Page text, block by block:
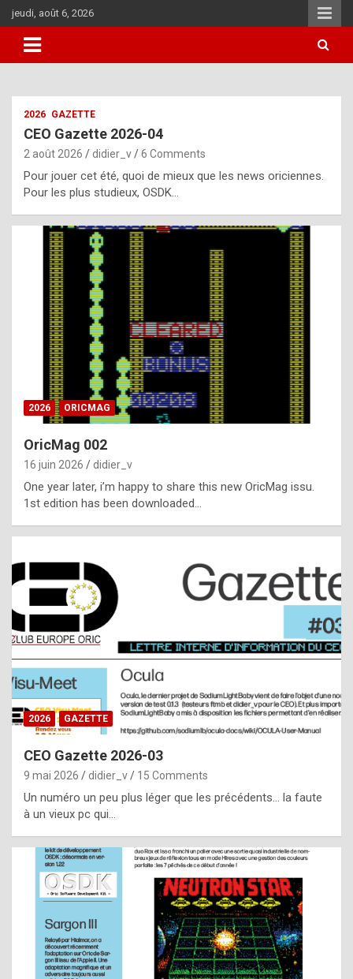
Skip
to
content
jeudi, août 6, 2026
i
u
l
y
d
i
ff
i
l
t
t
s
t
a
s
i
e
f
o
m
m
a
y
b
2026 GAZETTE
CEO Gazette 2026-04
2 août 2026 didier_v 6 Comments
Pour jouer cet été, quoi de mieux que les news oriciennes.
Pour les plus studieux, OSDK…
2026 ORICMAG
OricMag 002
16 juin 2026 didier_v
One year later, i’m happy to share this new OricMag issu.
1st edition has been downloaded…
2026 GAZETTE
CEO Gazette 2026-03
9 mai 2026 didier_v 15 Comments
Un numéro un peu plus léger que les précédents… la faute
à un vieux pc qui…